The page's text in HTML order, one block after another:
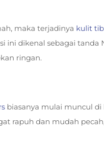
maka terjadinya kulit
ini dikenal sebagai tanda
ringan.
biasanya mulai muncul
rapuh dan mudah